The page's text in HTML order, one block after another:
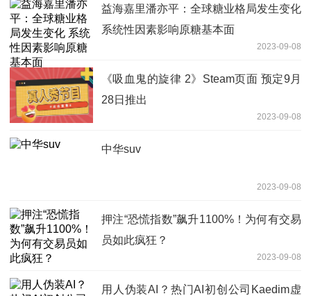
益海嘉里潘亦平：全球糖业格局发生变化
系统性因素影响原糖基本面
2023-09-08
《吸血鬼的旋律 2》Steam页面 预定9月
28日推出
2023-09-08
中华suv
2023-09-08
押注“恐慌指数”飙升1100%！为何有交易
员如此疯狂？
2023-09-08
用人伪装AI？热门AI初创公司Kaedim虚